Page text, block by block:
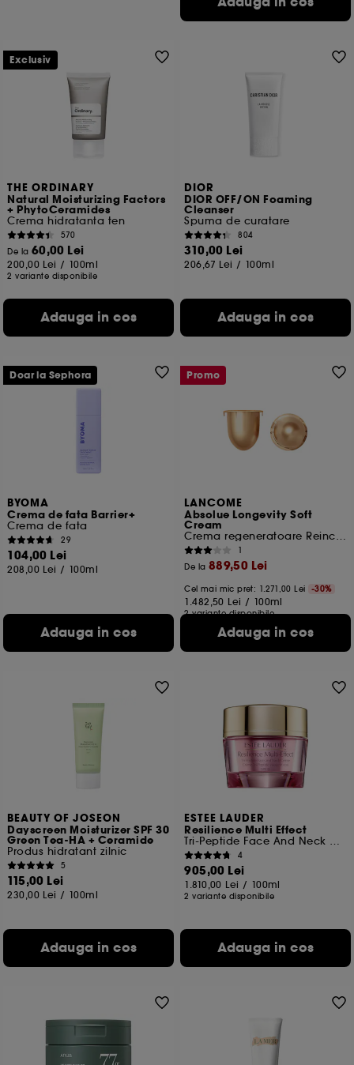
THE ORDINARY
Natural Moisturizing Factors
+ PhytoCeramides
Crema hidratanta ten
570
De la 60,00 Lei
200,00 Lei / 100ml
2 variante disponibile
Adauga in cos
Exclusiv
DIOR
DIOR OFF/ON Foaming
Cleanser
Spuma de curatare
804
310,00 Lei
206,67 Lei / 100ml
Adauga in cos
BYOMA
Crema de fata Barrier+
Crema de fata
29
104,00 Lei
208,00 Lei / 100ml
Adauga in cos
Doar la Sephora
LANCOME
Absolue Longevity Soft
Cream
Crema regeneratoare Reincarcabila
1
De la 889,50 Lei
Cel mai mic pret: 1.271,00 Lei -30%
1.482,50 Lei / 100ml
2 variante disponibile
Adauga in cos
Promo
BEAUTY OF JOSEON
Dayscreen Moisturizer SPF 30
Green Tea-HA + Ceramide
Produs hidratant zilnic
5
115,00 Lei
230,00 Lei / 100ml
Adauga in cos
ESTEE LAUDER
Resilience Multi Effect
Tri-Peptide Face And Neck Creme SPF 15
4
905,00 Lei
1.810,00 Lei / 100ml
2 variante disponibile
Adauga in cos